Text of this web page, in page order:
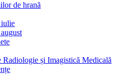
de hrană
iulie
Radiologie și Imagistică Medicală